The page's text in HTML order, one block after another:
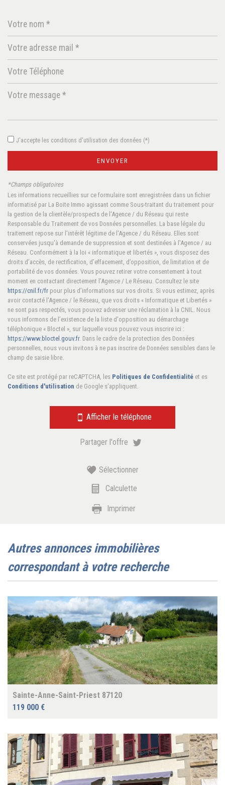
Mairie
statistiques
Nombre d'habitants
616
Propriétaires (vs. locataires)
76,34 %
Taxe habitation
10,38 %
Taxe foncière
14,23 %
Habitants de moins de 25 ans
Habitants de 25 à 55 ans
Habitants de plus de 55 ans
44,72 %
Familles sans enfant
53,10 %
Appartements
Familles avec 3 enfants
J'accepte les conditions d'utilisation des données (*)
ENVOYER
*Champs obligatoires
Les informations recueillies sur ce formulaire sont enregistrées dans un fichier
informatisé par La Boite Immo agissant comme Sous-traitant du traitement pour
la gestion de la clientèle/prospects de l'Agence / du Réseau qui reste
Responsable du Traitement de vos Données personnelles. La base légale du
traitement repose sur l'intérêt légitime de l'Agence / du Réseau. Elles sont
conservées jusqu'à demande de suppression et sont destinées à l'Agence / au
Réseau. Conformément à la loi « informatique et libertés », vous disposez des
droits d’accès, de rectification, d’effacement, d’opposition, de limitation et de
portabilité de vos données. Vous pouvez retirer votre consentement à tout
moment en contactant directement l’Agence / Le Réseau. Consultez le site
https://cnil.fr/fr pour plus d’informations sur vos droits. Si vous estimez, après
avoir contacté l'Agence / le Réseau, que vos droits « Informatique et Libertés »
ne sont pas respectés, vous pouvez adresser une réclamation à la CNIL. Nous
vous informons de l’existence de la liste d'opposition au démarchage
téléphonique « Bloctel », sur laquelle vous pouvez vous inscrire ici :
https://www.bloctel.gouv.fr. Dans le cadre de la protection des Données
personnelles, nous vous invitons à ne pas inscrire de Données sensibles dans le
champ de saisie libre.
Ce site est protégé par reCAPTCHA, les Politiques de Confidentialité et es
Conditions d'utilisation de Google s'appliquent.
Afficher le téléphone
Partager l'offre
Sélectionner
Calculette
Imprimer
autres annonces immobilières
correspondant à votre recherche
Sainte-Anne-Saint-Priest 87120
119 000 €